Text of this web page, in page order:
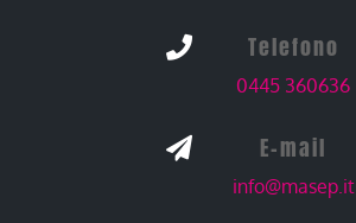
 Telefono
0445 360636
 E-mail
info@masep.it